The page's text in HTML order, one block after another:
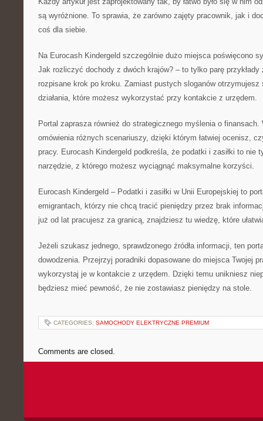
są wyróżnione. To sprawia, że zarówno zajęty pracownik, jak i
coś dla siebie.
Na Eurocash Kindergeld szczególnie dużo miejsca poświęcono
Jak rozliczyć dochody z dwóch krajów? – to tylko parę przykłady
rozpisane krok po kroku. Zamiast pustych sloganów otrzymujesz
działania, które możesz wykorzystać przy kontakcie z urzędem.
Portal zaprasza również do strategicznego myślenia o finansach.
omówienia różnych scenariuszy, dzięki którym łatwiej ocenisz,
pracy. Eurocash Kindergeld podkreśla, że podatki i zasiłki to nie
narzędzie, z którego możesz wyciągnąć maksymalne korzyści.
Eurocash Kindergeld – Podatki i zasiłki w Unii Europejskiej to
emigrantach, którzy nie chcą tracić pieniędzy przez brak
już od lat pracujesz za granicą, znajdziesz tu wiedzę, które
Jeżeli szukasz jednego, sprawdzonego źródła informacji, ten
dowodzenia. Przejrzyj poradniki dopasowane do miejsca Twojej
wykorzystaj je w kontakcie z urzędem. Dzięki temu unikniesz
będziesz mieć pewność, że nie zostawiasz pieniędzy na stole.
CATEGORIES: SAMOCHODY ELEKTRYCZNE PREMIUM
Comments are closed.